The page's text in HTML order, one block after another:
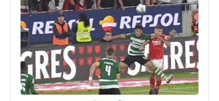
Créditos | BenficaTv